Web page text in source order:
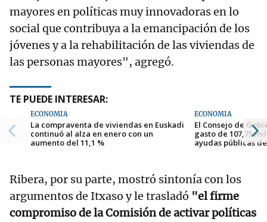
mayores en políticas muy innovadoras en lo
social que contribuya a la emancipación de los
jóvenes y a la rehabilitación de las viviendas de
las personas mayores", agregó.
TE PUEDE INTERESAR:
ECONOMÍA
La compraventa de viviendas en Euskadi
continuó al alza en enero con un
aumento del 11,1 %
ECONOMÍA
El Consejo de
gasto de 107,75
ayudas públicas
Ribera, por su parte, mostró sintonía con los
argumentos de Itxaso y le trasladó "el firme
compromiso de la Comisión de activar políticas